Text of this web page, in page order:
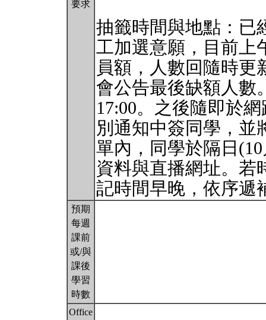
要求
抽籤時間與地點：已
工加選意願，目前上
員額，人數回隨時更
會公告最後缺額人數
17:00。之後隨即於
別通知中簽同學，並
單內，同學於隔日
資料與直播網址。若
記時間早晚，依序遞
預期
每週
課前
或/與
課後
學習
時數
Office